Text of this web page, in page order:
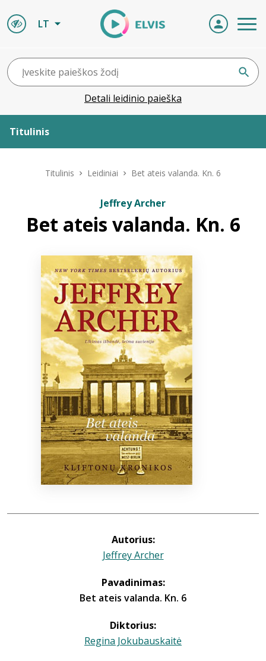
LT
Detali leidinio paieška
Titulinis
ELVIS atvyksta
Bibliotekoms
+370 667 80 541
info@elvislab.lt
Titulinis Leidiniai Bet ateis valanda. Kn. 6
Jeffrey Archer
Bet ateis valanda. Kn. 6
Autorius:
Jeffrey Archer
Pavadinimas:
Bet ateis valanda. Kn. 6
Diktorius:
Regina Jokubauskaitė